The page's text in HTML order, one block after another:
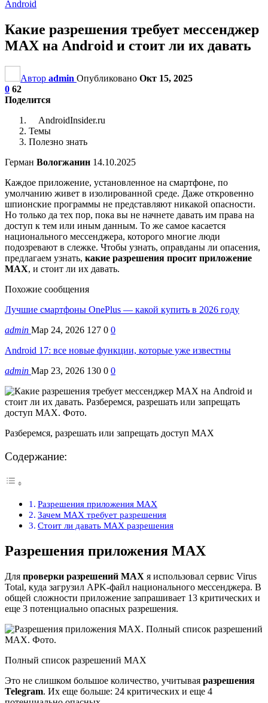
Android
Какие разрешения требует мессенджер
MAX на Android и стоит ли их давать
Автор admin Опубликовано Окт 15, 2025
0 62
Поделится
AndroidInsider.ru
Темы
Полезно знать
Герман Вологжанин 14.10.2025
Каждое приложение, установленное на смартфоне, по
умолчанию живет в изолированной среде. Даже откровенно
шпионские программы не представляют никакой опасности.
Но только да тех пор, пока вы не начнете давать им права на
доступ к тем или иным данным. То же самое касается
национального мессенджера, которого многие люди
подозревают в слежке. Чтобы узнать, оправданы ли опасения,
предлагаем узнать, какие разрешения просит приложение
MAX, и стоит ли их давать.
Похожие сообщения
Лучшие смартфоны OnePlus — какой купить в 2026 году
admin Мар 24, 2026 127 0 0
Android 17: все новые функции, которые уже известны
admin Мар 23, 2026 130 0 0
Разберемся, разрешать или запрещать доступ MAX
Содержание:
Разрешения приложения MAX
Зачем MAX требует разрешения
Стоит ли давать MAX разрешения
Разрешения приложения MAX
Для проверки разрешений MAX я использовал сервис Virus
Total, куда загрузил APK-файл национального мессенджера. В
общей сложности приложение запрашивает 13 критических и
еще 3 потенциально опасных разрешения.
Полный список разрешений MAX
Это не слишком большое количество, учитывая разрешения
Telegram. Их еще больше: 24 критических и еще 4